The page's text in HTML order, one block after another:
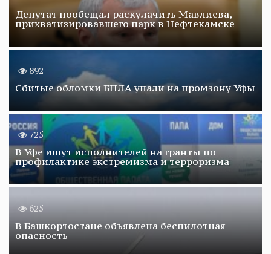
Депутат пообещал раскулачить Мавлиева,
прихватизировавшего парк в Нефтекамске
892
Сбитые обломки БПЛА упали на промзону Уфы
725
В Уфе ищут исполнителей на гранты по
профилактике экстремизма и терроризма
625
В Башкортостане объявлена беспилотная
опасность